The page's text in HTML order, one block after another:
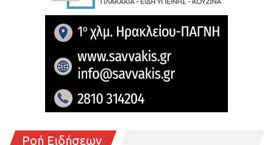
Ροή Ειδήσεων